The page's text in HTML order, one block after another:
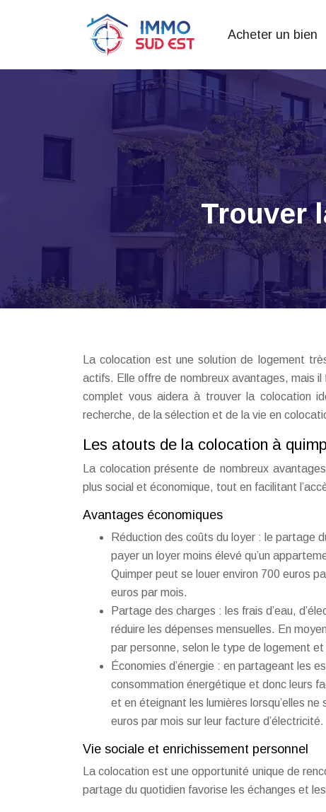
Acheter un bien
Trouver
La colocation est une solution de logement
actifs. Elle offre de nombreux avantages, mais
complet vous aidera à trouver la colocation
recherche, de la sélection et de la vie en
Les atouts de la colocation à
La colocation présente de nombreux
plus social et économique, tout en facilitant
Avantages économiques
Réduction des coûts du loyer : le partage
payer un loyer moins élevé qu’un
Quimper peut se louer environ 700 euros
euros par mois.
Partage des charges : les frais d’eau,
réduire les dépenses mensuelles. En
par personne, selon le type de logement
Économies d’énergie : en partageant les
consommation énergétique et donc leurs
et en éteignant les lumières lorsqu’elles
euros par mois sur leur facture d’électricité.
Vie sociale et enrichissement personnel
La colocation est une opportunité unique de
partage du quotidien favorise les échanges et